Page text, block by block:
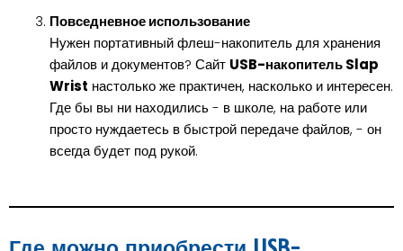
Повседневное использование
Нужен портативный флеш-накопитель для хранения
файлов и документов? Сайт USB-накопитель Slap
Wrist настолько же практичен, насколько и интересен.
Где бы вы ни находились - в школе, на работе или
просто нуждаетесь в быстрой передаче файлов, - он
всегда будет под рукой.